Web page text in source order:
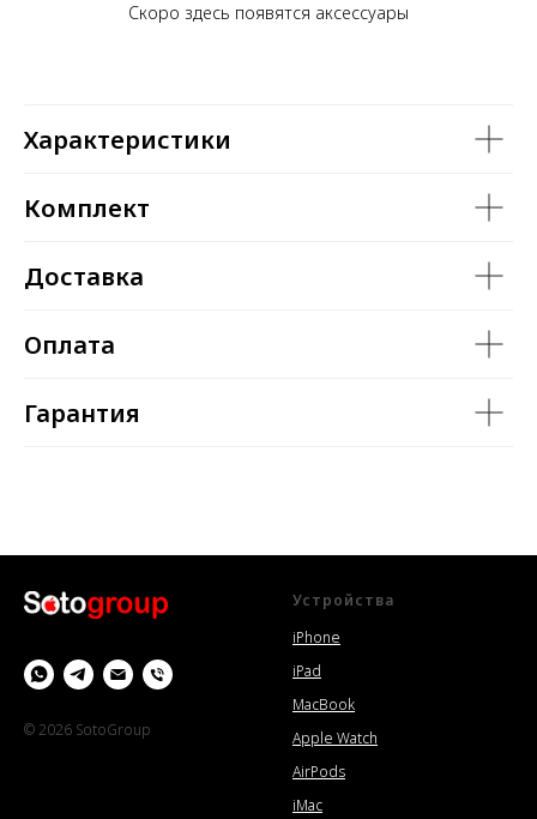
Скоро здесь появятся аксессуары
Характеристики
Комплект
Доставка
Оплата
Гарантия
© 2026 SotoGroup
Устройства
iPhone
iPad
MacBook
Apple Watch
AirPods
iMac